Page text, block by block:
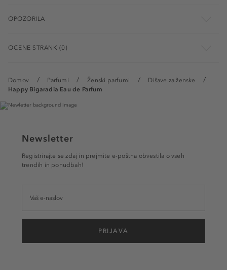
Domov Parfumi Ženski parfumi
Dišave za ženske
Happy Bigaradia Eau de Parfum
OPOZORILA
OCENE STRANK (0)
Newsletter
Registrirajte se zdaj in prejmite e-poštna obvestila o vseh
trendih in ponudbah!
PRIJAVA